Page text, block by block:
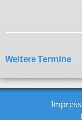
Weitere Termine